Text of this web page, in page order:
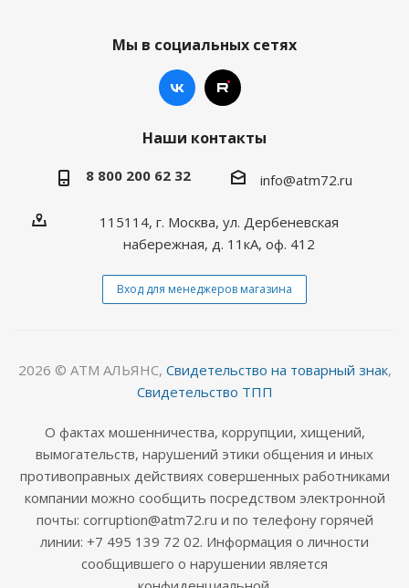
Мы в социальных сетях
Наши контакты
8 800 200 62 32 info@atm72.ru
115114, г. Москва, ул. Дербеневская
набережная, д. 11кА, оф. 412
Вход для менеджеров магазина
2026 © АТМ АЛЬЯНС, Свидетельство на товарный знак,
Свидетельство ТПП
О фактах мошенничества, коррупции, хищений,
вымогательств, нарушений этики общения и иных
противоправных действиях совершенных работниками
компании можно сообщить посредством электронной
почты: corruption@atm72.ru и по телефону горячей
линии: +7 495 139 72 02. Информация о личности
сообщившего о нарушении является